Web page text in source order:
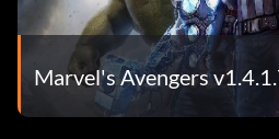
Marvel's Avengers